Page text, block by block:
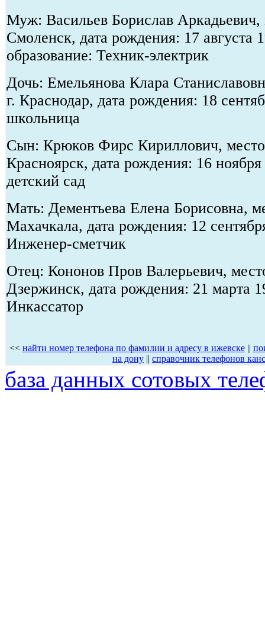
Муж: Васильев Борислав Аркадьевич,
Смоленск, дата рождения: 17 августа
образование: Техник-электрик
Дочь: Емельянова Клара
г. Краснодар, дата рождения: 18
школьница
Сын: Крюков Фирс Кириллович,
Красноярск, дата рождения: 16
детский сад
Мать: Дементьева Елена Борисовна,
Махачкала, дата рождения: 12
Инженер-сметчик
Отец: Кононов Пров Валерьевич,
Дзержинск, дата рождения: 21 марта
Инкассатор
<< найти номер телефона по фамилии и адресу в ижевске||
на дону || справочник телефонов
база данных сотовых